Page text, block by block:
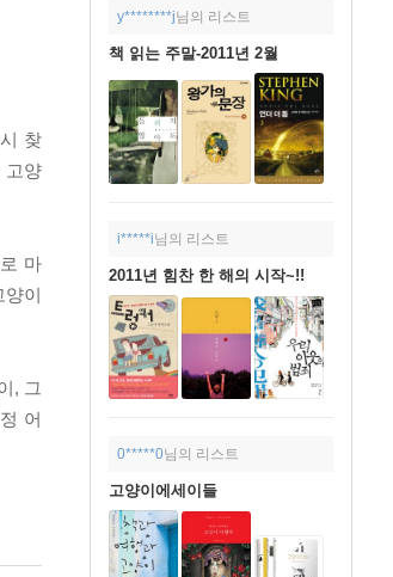
y********j님의 리스트
책 읽는 주말-2011년 2월
i*****i님의 리스트
2011년 힘찬 한 해의 시작~!!
0*****0님의 리스트
고양이에세이들
찾
고양
마
이
, 그
어